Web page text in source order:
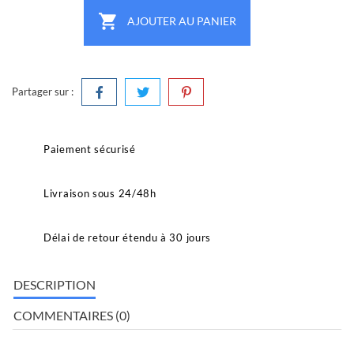
 AJOUTER AU PANIER
Partager sur :
Paiement sécurisé
Livraison sous 24/48h
Délai de retour étendu à 30 jours
DESCRIPTION
COMMENTAIRES (0)